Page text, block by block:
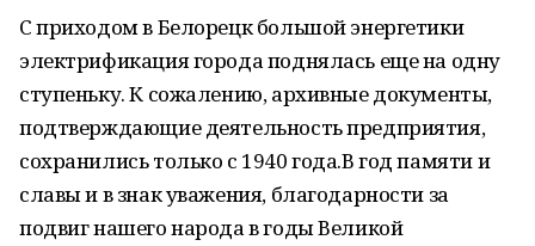
С приходом в Белорецк большой энергетики
электрификация города поднялась еще на одну
ступеньку. К сожалению, архивные документы,
подтверждающие деятельность предприятия,
сохранились только с 1940 года.В год памяти и
славы и в знак уважения, благодарности за
подвиг нашего народа в годы Великой